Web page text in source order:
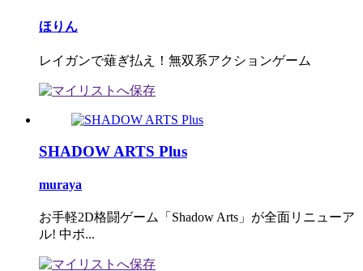
ほりん
レイガンで薙ぎ払え！無双系アクションゲーム
SHADOW ARTS Plus
muraya
お手軽2D格闘ゲーム「Shadow Arts」が全面リニューア
ル! 中ボ...